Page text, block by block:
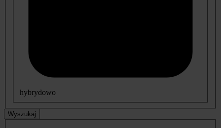
hybrydowo
Wyszukaj